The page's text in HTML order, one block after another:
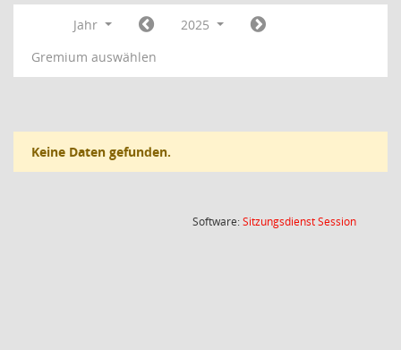
Jahr
2025
Gremium auswählen
Keine Daten gefunden.
Software:SitzungsdienstSession(Wird in